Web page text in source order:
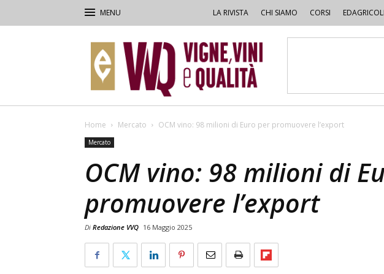
LA RIVISTA CHI SIAMO CORSI
–
Vigne,
Vini
&
Home Mercato OCM vino: 98 milioni di Euro per promuovere l’export
Mercato
OCM vino: 98 milioni di
promuovere l’export
Di Redazione VVQ 16 Maggio 2025